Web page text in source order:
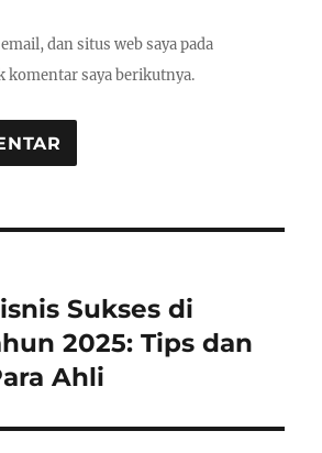
dan situs web saya pada
komentar saya berikutnya.
Sukses di
2025: Tips dan
Ahli